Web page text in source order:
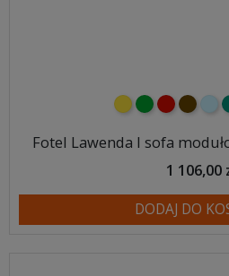
żółtyzielonyczerwony
Fotel Lawenda I sofa
1 106,00
DODAJ DO